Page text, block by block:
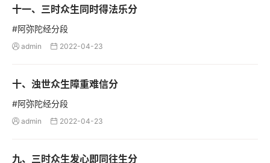
十一、三时众生同时得法乐分
#阿弥陀经分段
 admin  2022-04-23
十、浊世众生障重难信分
#阿弥陀经分段
 admin  2022-04-23
九、三时众生发心即同往生分